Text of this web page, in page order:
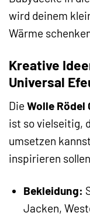
wird deinem
Wärme
Kreative
Universal
Die Wolle Rödel
ist so vielseitig,
umsetzen
inspirieren
Bekleidung:
Jacken,